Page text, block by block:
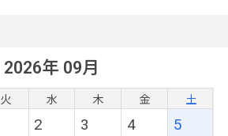
2026年 09月
火 水 木 金 土
2 3 4 5